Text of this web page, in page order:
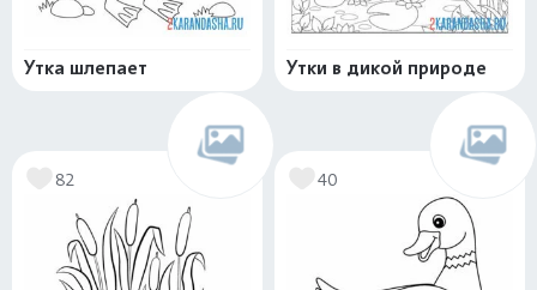
Утка шлепает Утки в дикой природе
82 40